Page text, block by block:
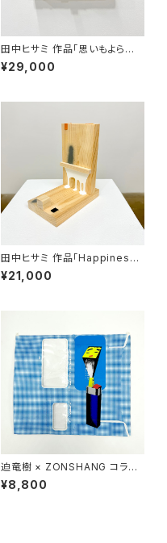
田中ヒサミ 作品「思いもよらな
い結末 」
¥29,000
田中ヒサミ 作品「Happiness
3 」
¥21,000
迫竜樹 × ZONSHANG コラボ
スクリーンプリント作品
¥8,800